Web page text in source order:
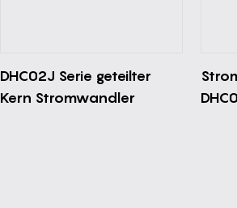
DHC02J Serie geteilter
Kern Stromwandler